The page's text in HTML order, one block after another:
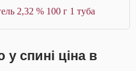
2,32 % 100 г 1 туба
спині ціна в